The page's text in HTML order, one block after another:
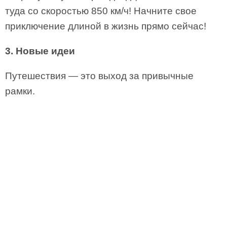
туда со скоростью 850 км/ч! Начните свое
приключение длиной в жизнь прямо сейчас!
3. Новые идеи
Путешествия — это выход за привычные
рамки.